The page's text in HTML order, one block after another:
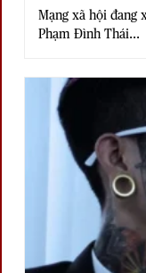
Mạng xã hội đang
Phạm Đình Thái...